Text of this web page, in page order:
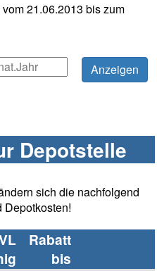
vom 21.06.2013 bis zum
Depotstelle
sich die nachfolgend
Depotkosten!
Rabatt
bis